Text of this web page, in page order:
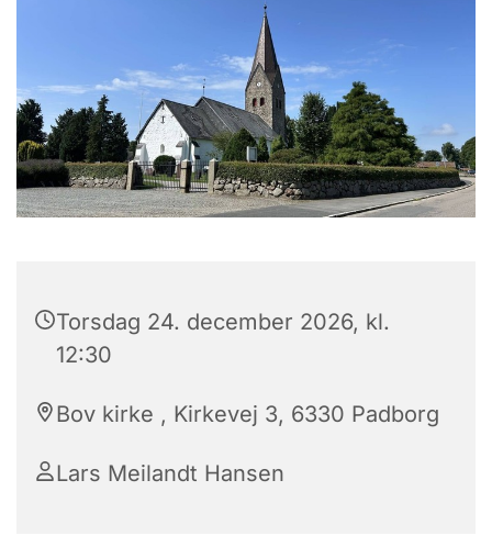
Torsdag 24. december 2026, kl.
12:30
Bov kirke , Kirkevej 3, 6330 Padborg
Lars Meilandt Hansen